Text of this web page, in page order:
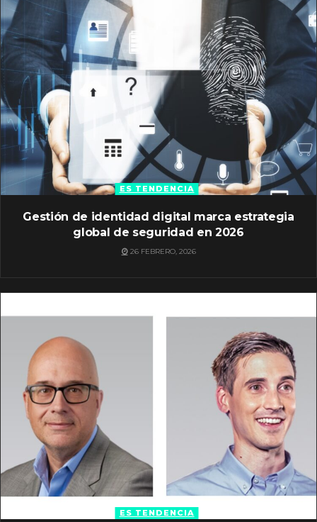
ES TENDENCIA
Gestión de identidad digital marca estrategia
global de seguridad en 2026
26 FEBRERO, 2026
ES TENDENCIA